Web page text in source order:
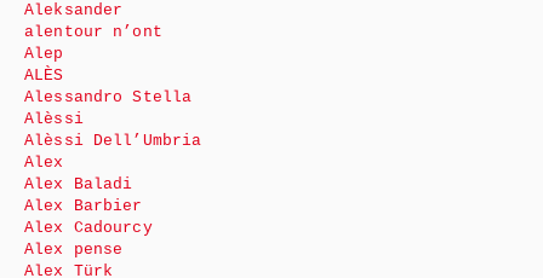
Aleksander
alentour n’ont
Alep
ALÈS
Alessandro Stella
Alèssi
Alèssi Dell’Umbria
Alex
Alex Baladi
Alex Barbier
Alex Cadourcy
Alex pense
Alex Türk